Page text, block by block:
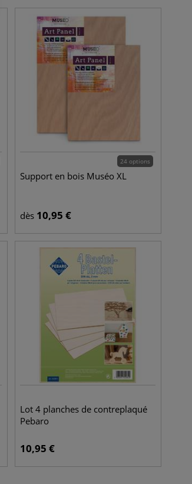
24 options
Support en bois Muséo XL
dès 10,95 €
Lot 4 planches de contreplaqué
Pebaro
10,95 €